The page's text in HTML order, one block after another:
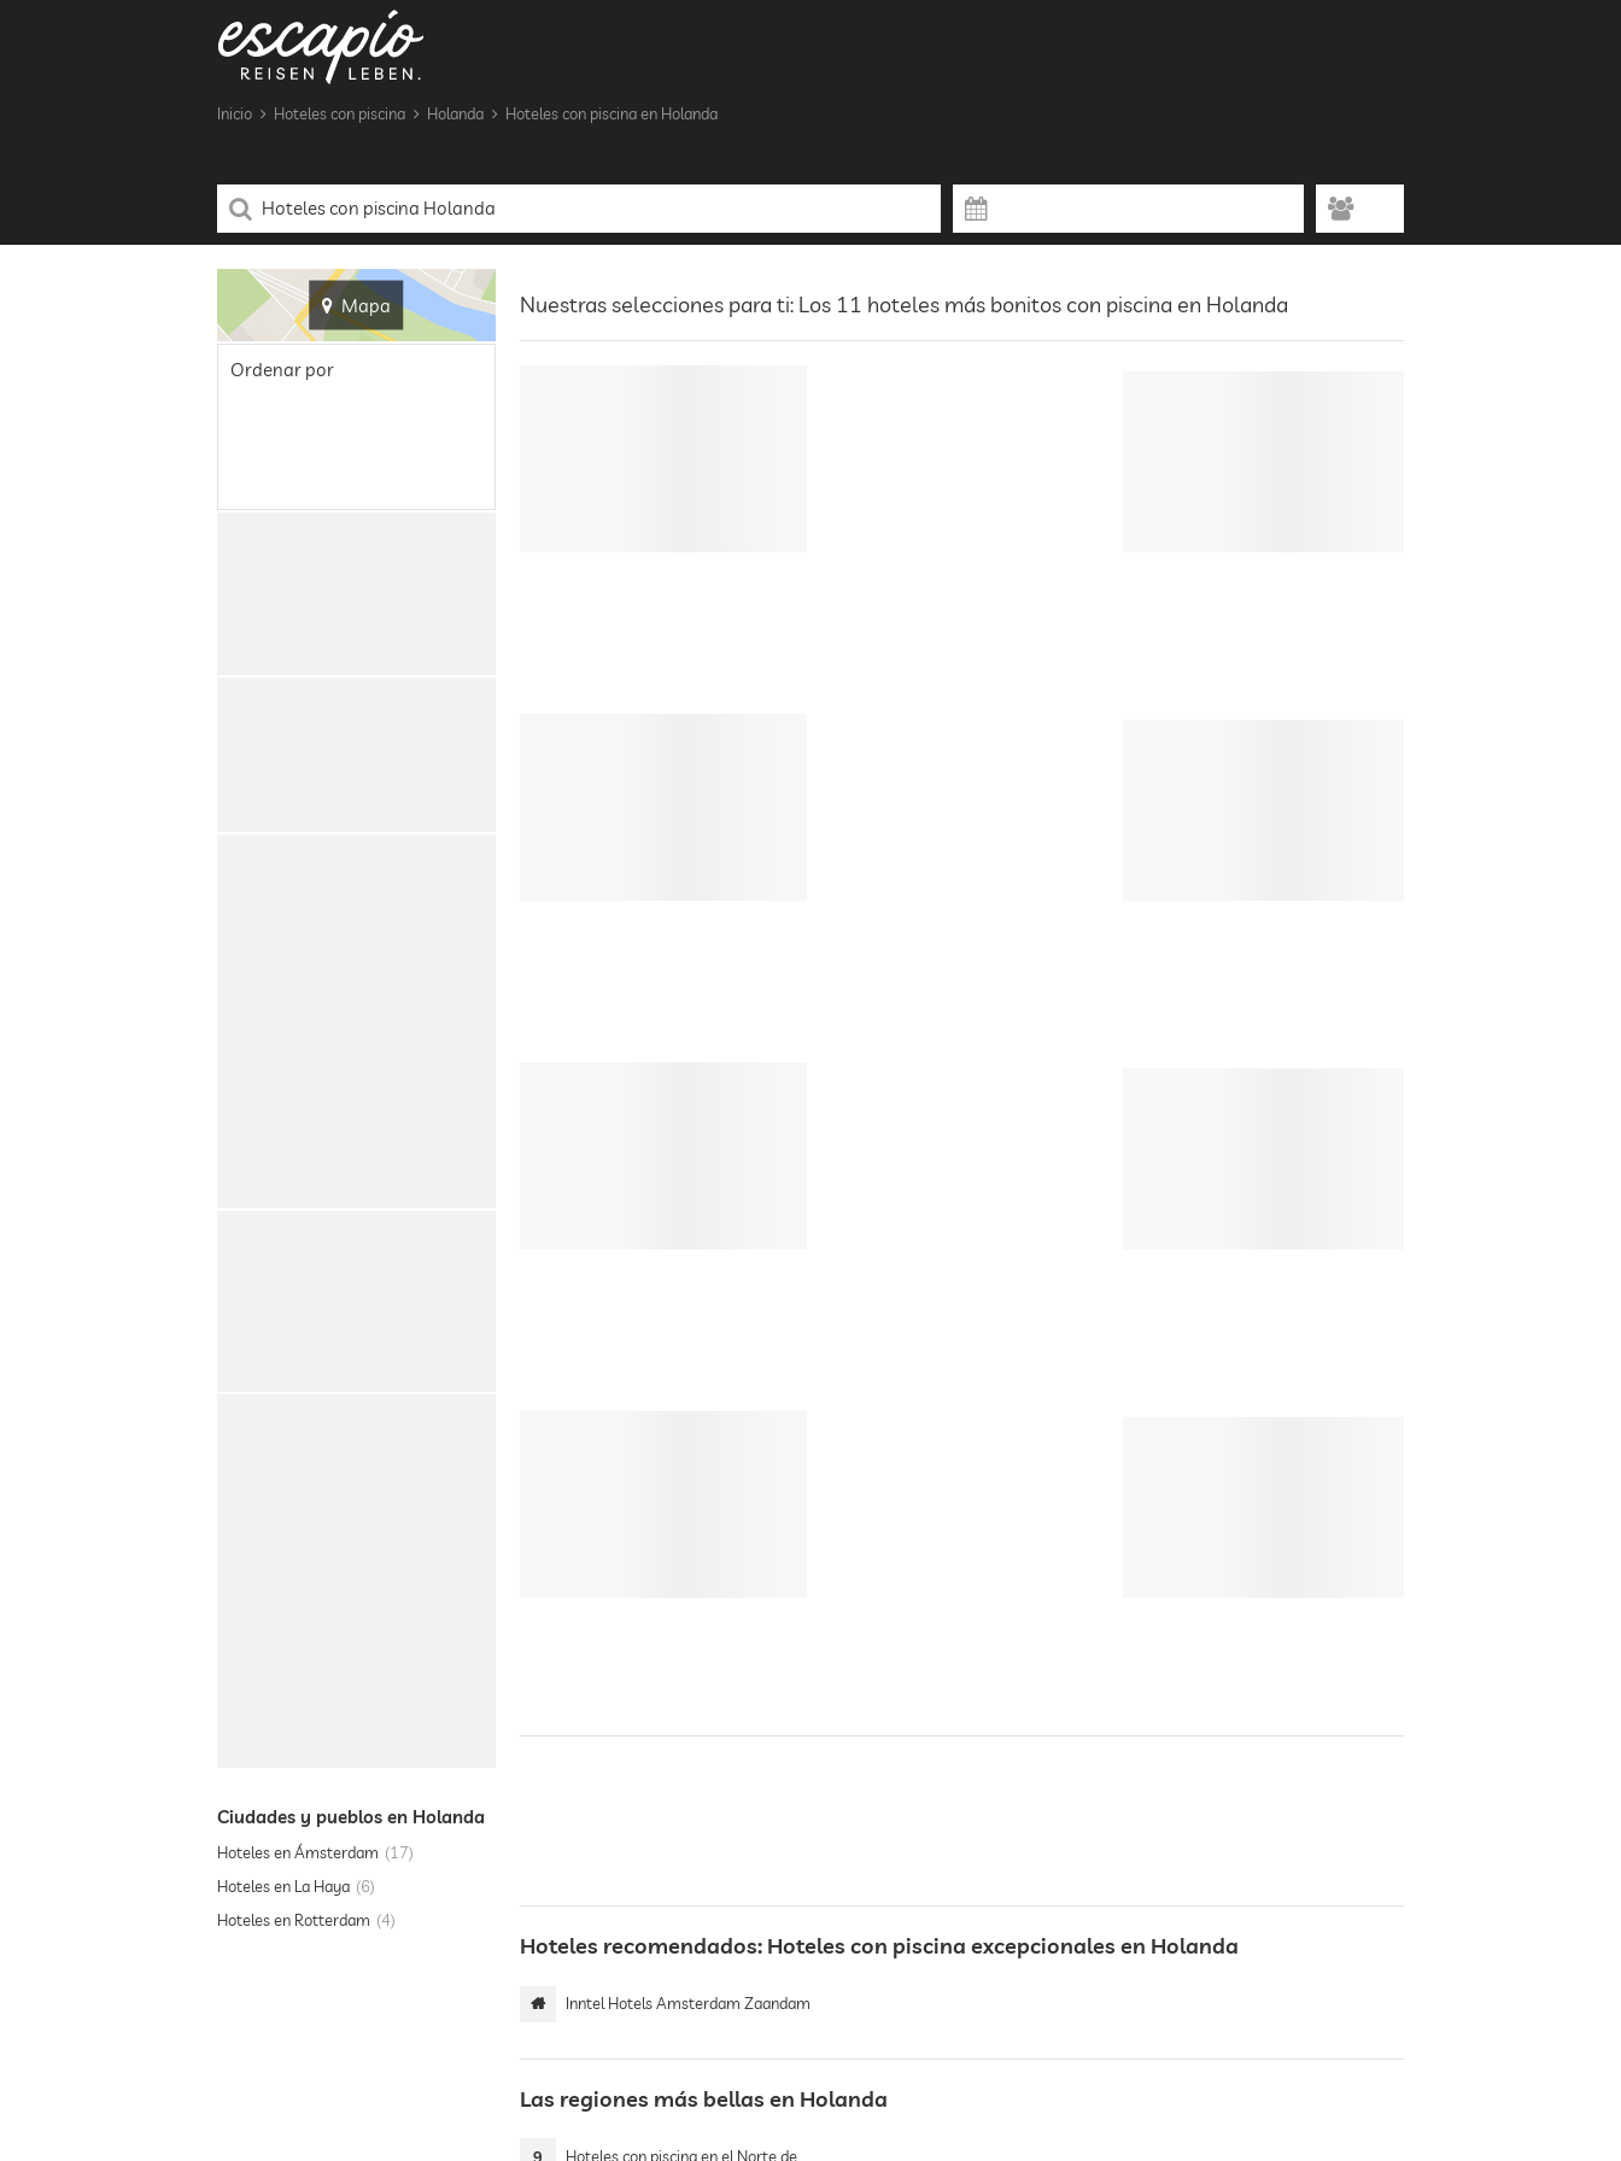
Inicio Hoteles con piscina Holanda Hoteles con piscina en Holanda
Mapa Nuestras selecciones para ti: Los 11 hoteles más bonitos con piscina en Holanda
Ordenar por
Ciudades y pueblos en Holanda
Hoteles en Ámsterdam
17
Hoteles en La Haya
6
Hoteles en Rotterdam
4
Hoteles recomendados: Hoteles con piscina excepcionales en Holanda
Inntel Hotels Amsterdam Zaandam
Las regiones más bellas en Holanda
9 Hoteles con piscina en el Norte de Holanda